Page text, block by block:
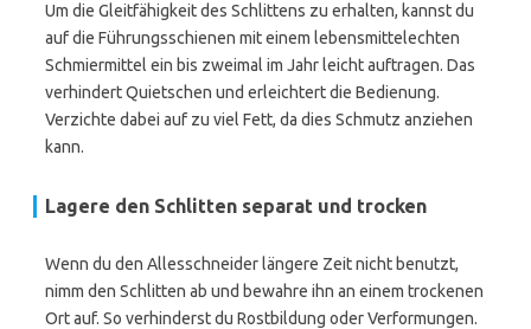
Um die Gleitfähigkeit des Schlittens zu erhalten, kannst du
auf die Führungsschienen mit einem lebensmittelechten
Schmiermittel ein bis zweimal im Jahr leicht auftragen. Das
verhindert Quietschen und erleichtert die Bedienung.
Verzichte dabei auf zu viel Fett, da dies Schmutz anziehen
kann.
Lagere den Schlitten separat und trocken
Wenn du den Allesschneider längere Zeit nicht benutzt,
nimm den Schlitten ab und bewahre ihn an einem trockenen
Ort auf. So verhinderst du Rostbildung oder Verformungen.